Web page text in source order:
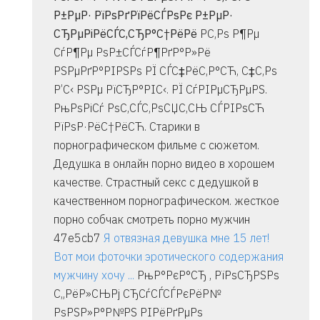
Р±РµР· РїРѕРґРїРёСЃРѕРє Р±РµР·
СЂРµРіРёСЃС‚СЂР°С†РёРё Р­С‚Рѕ Р¶Рµ
СѓР¶Рµ РѕР±СЃСѓР¶РґР°Р»Рё
РЅРµРґР°РІРЅРѕ РЇ СЃС‡РёС‚Р°СЋ, С‡С‚Рѕ
Р’С‹ РЅРµ РїСЂР°РІС‹. РЇ СѓРІРµСЂРµРЅ.
РњРѕРіСѓ РѕС‚СЃС‚РѕСЏС‚СЊ СЃРІРѕСЋ
РїРѕР·РёС†РёСЋ. Старики в
порнографическом фильме с сюжетом.
Дедушка в онлайн порно видео в хорошем
качестве. Страстный секс с дедушкой в
качественном порнографическом. жесткое
порно собчак смотреть порно мужчин
47e5cb7 Я отвязная девушка мне 15 лет!
Вот мои фоточки эротического содержания
мужчину хочу ... РњР°РєР°СЂ , РїРѕСЂРЅРѕ
С„РёР»СЊРј СЂСѓСЃСЃРєРёР№
РѕРЅР»Р°Р№РЅ РІРёРґРµРѕ